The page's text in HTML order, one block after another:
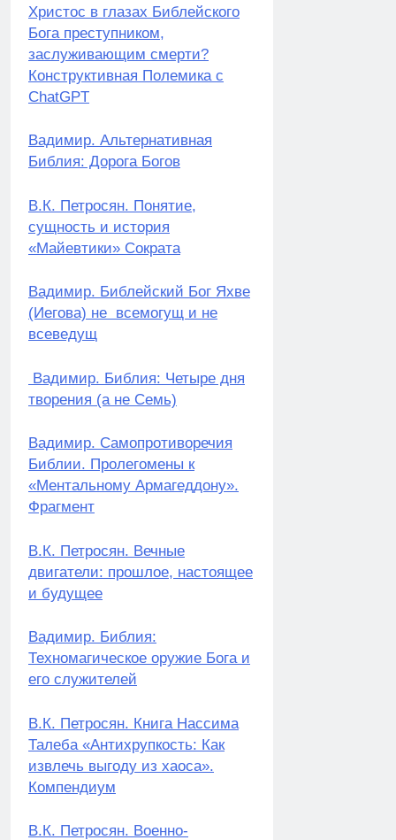
Христос в глазах Библейского
Бога преступником,
заслуживающим смерти?
Конструктивная Полемика с
ChatGPT
Вадимир. Альтернативная
Библия: Дорога Богов
В.К. Петросян. Понятие,
сущность и история
«Майевтики» Сократа
Вадимир. Библейский Бог Яхве
(Иегова) не всемогущ и не
всеведущ
Вадимир. Библия: Четыре дня
творения (а не Семь)
Вадимир. Самопротиворечия
Библии. Пролегомены к
«Ментальному Армагеддону».
Фрагмент
В.К. Петросян. Вечные
двигатели: прошлое, настоящее
и будущее
Вадимир. Библия:
Техномагическое оружие Бога и
его служителей
В.К. Петросян. Книга Нассима
Талеба «Антихрупкость: Как
извлечь выгоду из хаоса».
Компендиум
В.К. Петросян. Военно-